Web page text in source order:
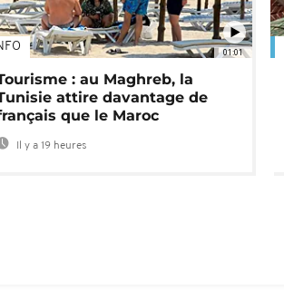
01:01
: au Maghreb, la
attire davantage de
que le Maroc
Il y a 19 heures